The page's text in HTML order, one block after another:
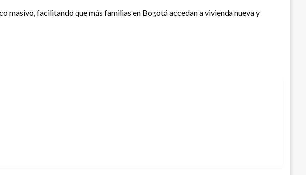
facilitando que más familias en Bogotá accedan a vivienda nueva y